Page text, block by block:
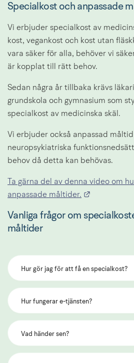
Specialkost och anpassade
Vi erbjuder specialkost av
kost, vegankost och kost utan
vara säker för alla, behöver vi
är kopplat till rätt behov.
Sedan några år tillbaka krävs
grundskola och gymnasium som
specialkost av medicinska skäl.
Vi erbjuder också anpassad
neuropsykiatriska
behov då detta kan behövas.
Ta gärna del av denna video om
anpassade måltider.
Vanliga frågor om
måltider
Hur gör jag för att få en specialkost?
Hur fungerar e-tjänsten?
Vad händer sen?